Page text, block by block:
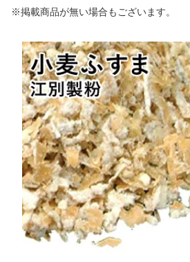
※掲載商品が無い場合もございます。